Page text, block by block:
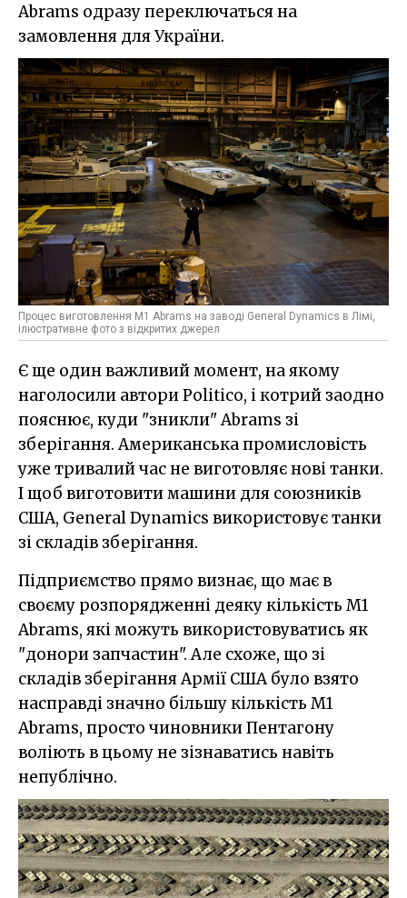
Abrams одразу переключаться на
замовлення для України.
Процес виготовлення M1 Abrams на заводі General Dynamics в Лімі,
ілюстративне фото з відкритих джерел
Є ще один важливий момент, на якому
наголосили автори Politico, і котрий заодно
пояснює, куди "зникли" Abrams зі
зберігання. Американська промисловість
уже тривалий час не виготовляє нові танки.
І щоб виготовити машини для союзників
США, General Dynamics використовує танки
зі складів зберігання.
Підприємство прямо визнає, що має в
своєму розпорядженні деяку кількість M1
Abrams, які можуть використовуватись як
"донори запчастин". Але схоже, що зі
складів зберігання Армії США було взято
насправді значно більшу кількість M1
Abrams, просто чиновники Пентагону
воліють в цьому не зізнаватись навіть
непублічно.